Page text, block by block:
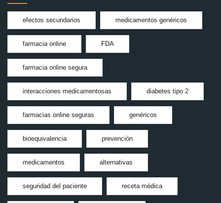
efectos secundarios medicamentos genéricos
farmacia online FDA
farmacia online segura
interacciones medicamentosas diabetes tipo 2
farmacias online seguras genéricos
bioequivalencia prevención
medicamentos alternativas
seguridad del paciente receta médica